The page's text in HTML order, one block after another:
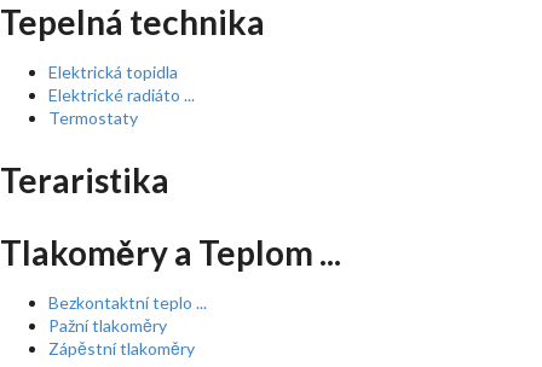
Tepelná technika
Elektrická topidla
Elektrické radiáto ...
Termostaty
Teraristika
Tlakoměry a Teplom ...
Bezkontaktní teplo ...
Pažní tlakoměry
Zápěstní tlakoměry